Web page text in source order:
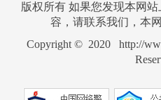
版权所有 如果您发现本网
容，请联系我们，本
Copyright © 2020 http://